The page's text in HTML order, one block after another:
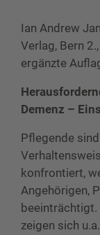
Ian Andrew
Verlag, Bern
ergänzte
Demenz –
Pflegende
konfrontiert,
Angehörigen,
zeigen sich